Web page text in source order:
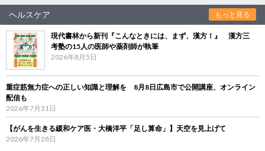
ヘルスケア もっと見る
現代書林から新刊『こんなときには、まず、漢方！』 漢方三
考塾の15人の医師や薬剤師が執筆
2026年8月5日
重症筋無力症への正しい知識と理解を 8月8日広島市で公開講座、オンライン
配信も
2026年7月31日
【がんを生きる緩和ケア医・大橋洋平「足し算命」】天空を見上げて
2026年7月28日